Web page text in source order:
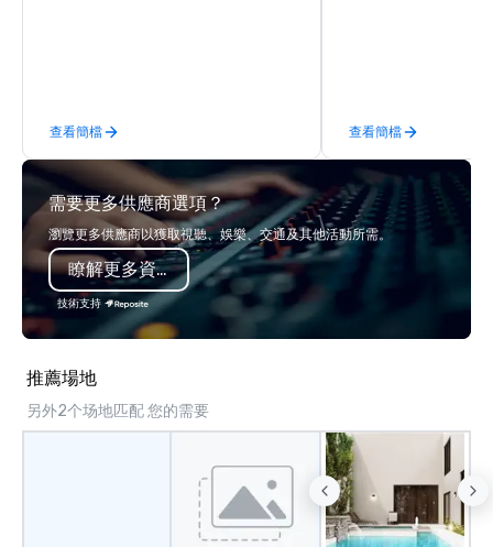
查看簡檔
offsites. Whether
think like a Silicon
explore the mindsets
world's fastest-
or walk away with a
innovation playbook,
Fully customizable by
查看簡檔
需要更多供應商選項？
瀏覽更多供應商以獲取視聽、娛樂、交通及其他活動所需。
瞭解更多資訊
技術支持
推薦場地
另外2个场地匹配 您的需要